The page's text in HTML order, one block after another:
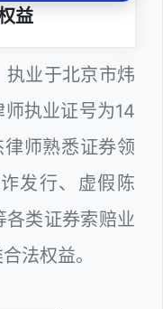
益
执业于北京市炜
执业证号为14
师熟悉证券领
发行、虚假陈
各类证券索赔业
法权益。